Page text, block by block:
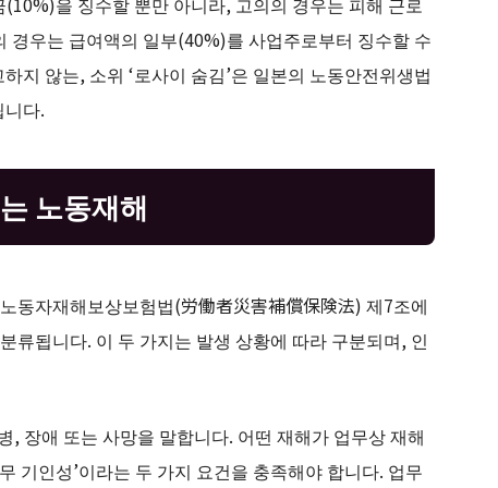
우는 급여액의 일부(40%)를 사업주로부터 징수할 수
지 않는, 소위 ‘로사이 숨김’은 일본의 노동안전위생법
다.
노동재해
동자재해보상보험법(労働者災害補償保険法) 제7조에
류됩니다. 이 두 가지는 발생 상황에 따라 구분되며, 인
장애 또는 사망을 말합니다. 어떤 재해가 업무상 재해
기인성’이라는 두 가지 요건을 충족해야 합니다. 업무